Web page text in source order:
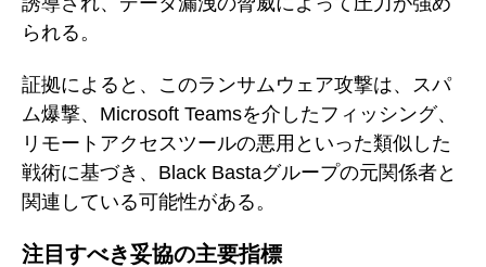
られる。
証拠によると、このランサムウェア攻撃は、スパ
ム爆撃、Microsoft Teamsを介したフィッシング、
リモートアクセスツールの悪用といった類似した
戦術に基づき、Black Bastaグループの元関係者と
関連している可能性がある。
注目すべき妥協の主要指標